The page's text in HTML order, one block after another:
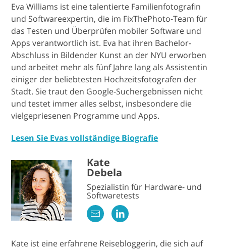
Eva Williams ist eine talentierte Familienfotografin
und Softwareexpertin, die im FixThePhoto-Team für
das Testen und Überprüfen mobiler Software und
Apps verantwortlich ist. Eva hat ihren Bachelor-
Abschluss in Bildender Kunst an der NYU erworben
und arbeitet mehr als fünf Jahre lang als Assistentin
einiger der beliebtesten Hochzeitsfotografen der
Stadt. Sie traut den Google-Suchergebnissen nicht
und testet immer alles selbst, insbesondere die
vielgepriesenen Programme und Apps.
Lesen Sie Evas vollständige Biografie
Kate
Debela
Spezialistin für Hardware- und
Softwaretests
Kate ist eine erfahrene Reisebloggerin, die sich auf